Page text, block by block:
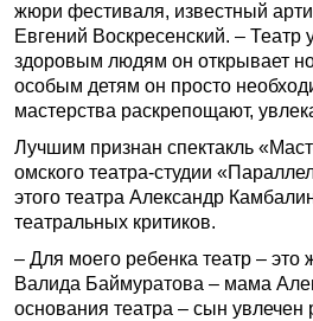
жюри фестиваля, известный
Евгений Воскресенский. – Театр
здоровым людям он открывает
особым детям он просто
мастерства раскрепощают,
Лучшим признан спектакль
омского театра-студии
этого театра Александр
театральных критиков.
– Для моего ребенка театр – это
Валида Баймуратова – мама
основания театра – сын увлечен